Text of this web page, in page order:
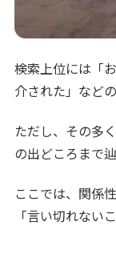
検索上位には「
介された」など
ただし、その多
の出どころまで
ここでは、関係
「言い切れない